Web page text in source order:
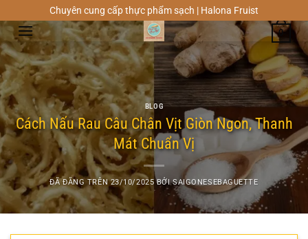
đến
nội
dung
Chuyên cung cấp thực phẩm sạch | Halona Fruist
0
BLOG
Cách Nấu Rau Câu Chân Vịt Giòn Ngon, Thanh
Mát Chuẩn Vị
ĐÃ ĐĂNG TRÊN23/10/2025 BỞISAIGONESEBAGUETTE